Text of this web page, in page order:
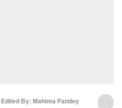
Edited By: Mahima Pandey